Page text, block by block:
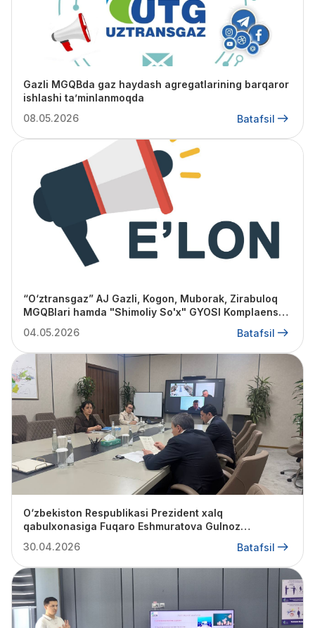
Gazli MGQBda gaz haydash agregatlarining barqaror
ishlashi ta’minlanmoqda
08.05.2026
Batafsil
“O‘ztransgaz” AJ Gazli, Kogon, Muborak, Zirabuloq
MGQBlari hamda "Shimoliy So'x" GYOSI Komplaens-
tanlov e'lon qiladi.
04.05.2026 Batafsil
O‘zbekiston Respublikasi Prezident xalq
qabulxonasiga Fuqaro Eshmuratova Gulnoz
ap/26-sonli murojaati
30.04.2026 Batafsil